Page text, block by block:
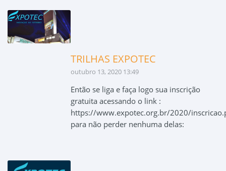
TRILHAS EXPOTEC
outubro 13, 2020 13:49
Então se liga e faça logo sua inscrição
gratuita acessando o link :
https://www.expotec.org.br/2020/
para não perder nenhuma delas: